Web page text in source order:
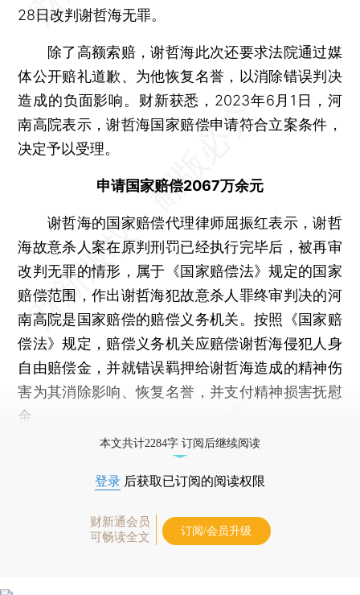
28日改判谢哲海无罪。
除了高额索赔，谢哲海此次还要求法院通过媒
体公开赔礼道歉、为他恢复名誉，以消除错误判决
造成的负面影响。财新获悉，2023年6月1日，河
南高院表示，谢哲海国家赔偿申请符合立案条件，
决定予以受理。
申请国家赔偿2067万余元
谢哲海的国家赔偿代理律师屈振红表示，谢哲
海故意杀人案在原判刑罚已经执行完毕后，被再审
改判无罪的情形，属于《国家赔偿法》规定的国家
赔偿范围，作出谢哲海犯故意杀人罪终审判决的河
南高院是国家赔偿的赔偿义务机关。按照《国家赔
偿法》规定，赔偿义务机关应赔偿谢哲海侵犯人身
自由赔偿金，并就错误羁押给谢哲海造成的精神伤
害为其消除影响、恢复名誉，并支付精神损害抚慰
金。
本文共计2284字 订阅后继续阅读
登录 后获取已订阅的阅读权限
财新通会员
可畅读全文
订阅/会员升级